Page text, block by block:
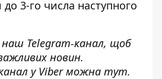
до 3-го числа наступного
наш Telegram-канал, щоб
новин.
у Viber можна тут.